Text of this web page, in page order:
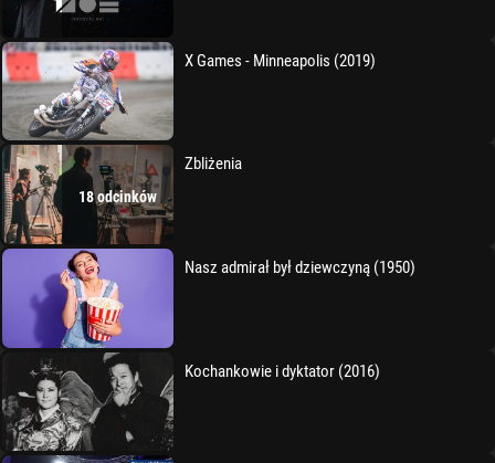
X Games - Minneapolis (2019)
18 odcinków
Zbliżenia
Nasz admirał był dziewczyną (1950)
Kochankowie i dyktator (2016)